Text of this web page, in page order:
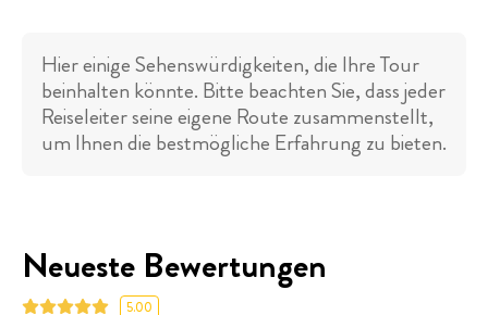
Hier einige Sehenswürdigkeiten, die Ihre Tour
beinhalten könnte. Bitte beachten Sie, dass jeder
Reiseleiter seine eigene Route zusammenstellt,
um Ihnen die bestmögliche Erfahrung zu bieten.
Neueste Bewertungen
5.00